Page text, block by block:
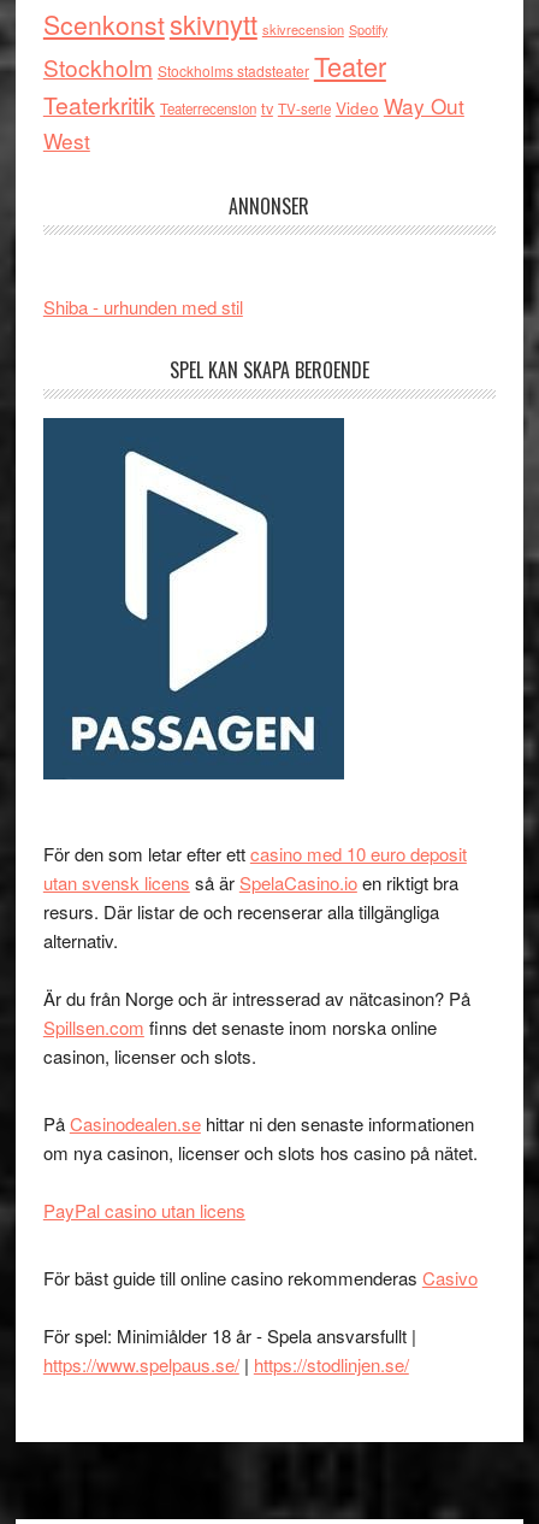
Scenkonstskivnytt skivrecension Spotify
Stockholm Stockholms stadsteater Teater
Teaterkritik Teaterrecension tv TV-serie Video Way Out
West
ANNONSER
Shiba - urhunden med stil
SPEL KAN SKAPA BEROENDE
För den som letar efter ettcasino med 10 euro deposit
utan svensk licens så ärSpelaCasino.ioen riktigt bra
resurs. Där listar de och recenserar alla tillgängliga
alternativ.
Är du från Norge och är intresserad av nätcasinon? På
Spillsen.com finns det senaste inom norska online
casinon, licenser och slots.
PåCasinodealen.sehittar ni den senaste informationen
om nya casinon, licenser och slots hos casino på nätet.
PayPal casino utan licens
För bäst guide till online casino rekommenderas Casivo
För spel: Minimiålder 18 år - Spela ansvarsfullt |
https://www.spelpaus.se/| https://stodlinjen.se/